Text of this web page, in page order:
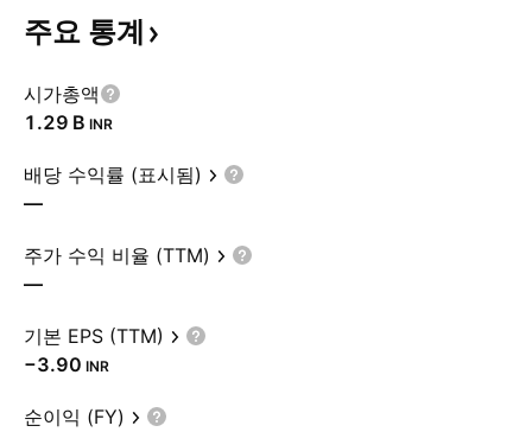
주요 통계
시가총액
‪1.29 B‬ INR
배당 수익률 (표시됨)
—
주가 수익 비율 (TTM)
—
기본 EPS (TTM)
−3.90 INR
순이익 (FY)